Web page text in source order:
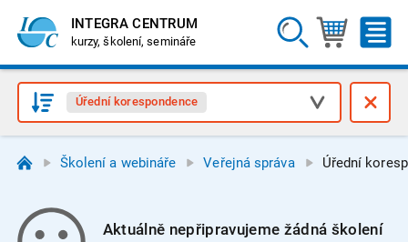
INTEGRA CENTRUM
kurzy, školení, semináře
Úřední korespondence
Školení a webináře Veřejná správa Úřední
Aktuálně nepřipravujeme žádná školení